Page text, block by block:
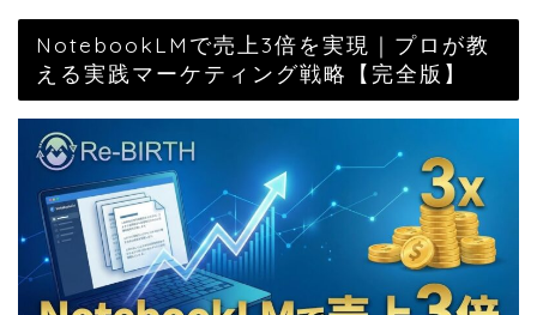
NotebookLMで売上3倍を実現｜プロが教
える実践マーケティング戦略【完全版】